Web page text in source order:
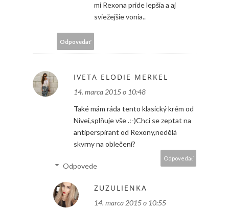
mi Rexona pride lepšia a aj
sviežejšie vonia..
Odpovedať
IVETA ELODIE MERKEL
14. marca 2015 o 10:48
Také mám ráda tento klasický krém od
Nivei,splňuje vše .:-)Chci se zeptat na
antiperspirant od Rexony,nedělá
skvrny na oblečení?
Odpovedať
Odpovede
ZUZULIENKA
14. marca 2015 o 10:55